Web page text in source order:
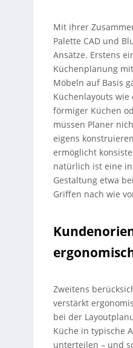
Mit ihrer
Palette CAD und
Ansätze. Erstens
Küchenplanung
Möbeln auf Basis
Küchenlayouts
förmiger Küchen
müssen Planer
eigens
ermöglicht
natürlich ist eine
Gestaltung etwa
Griffen nach wie
Zweitens
verstärkt
bei der
Küche in typische
unterteilen – und